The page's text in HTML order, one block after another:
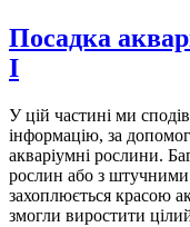
Посадка
I
У цій частині ми
інформацію, за
акваріумні рослини.
рослин або з
захоплюється красою
змогли виростити